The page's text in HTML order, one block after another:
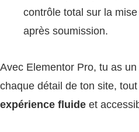
contrôle total sur la
après soumission.
Avec Elementor Pro, tu as
chaque détail de ton site,
expérience fluide et